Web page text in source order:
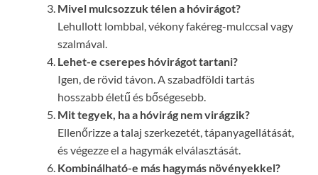
Mivel mulcsozzuk télen a hóvirágot?
Lehullott lombbal, vékony fakéreg-mulccsal vagy
szalmával.
Lehet-e cserepes hóvirágot tartani?
Igen, de rövid távon. A szabadföldi tartás
hosszabb életű és bőségesebb.
Mit tegyek, ha a hóvirág nem virágzik?
Ellenőrizze a talaj szerkezetét, tápanyagellátását,
és végezze el a hagymák elválasztását.
Kombinálható-e más hagymás növényekkel?